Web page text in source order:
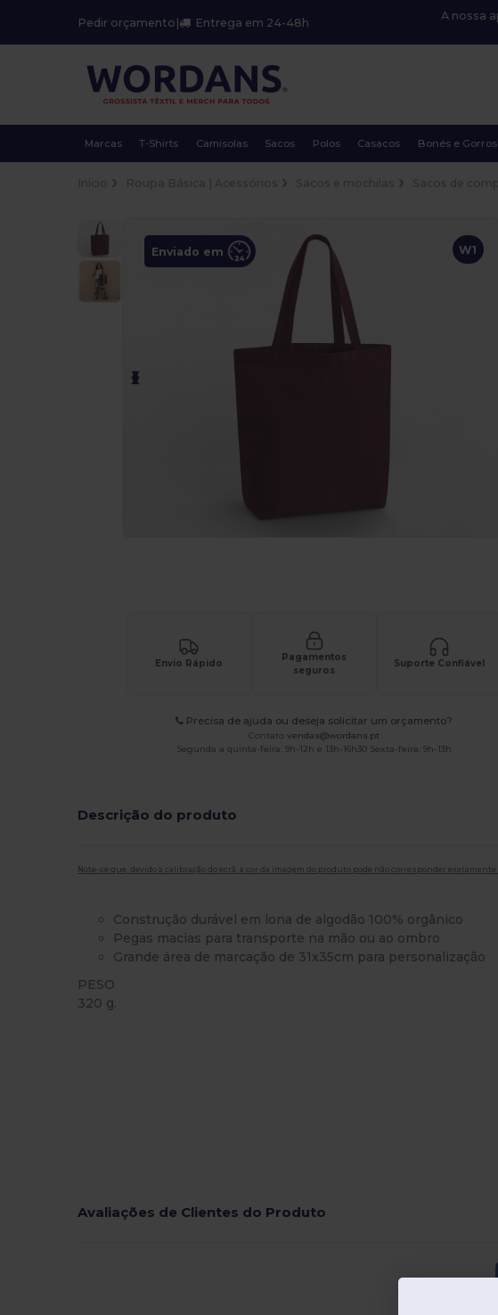
Pedir orçamento | Entrega em 24-48h
A nossa
Marcas T-Shirts Camisolas Sacos Polos Casacos Bonés e Gorros
W1
Enviado em
Envio Rápido
Pagamentos
seguros
Suporte Confiável
Precisa de ajuda ou deseja solicitar um orçamento?
Contatovendas@wordans.pt
Segunda a quinta-feira: 9h-12h e 13h-16h30 Sexta-feira: 9h-13h
Descrição do produto
Note-se que, devido à calibração do ecrã, a cor da imagem do produto pode não corresponder exatamente
Construção durável em lona de algodão 100% orgânico
Pegas macias para transporte na mão ou ao ombro
Grande área de marcação de 31x35cm para personalização
PESO
320 g.
Avaliações de Clientes do Produto